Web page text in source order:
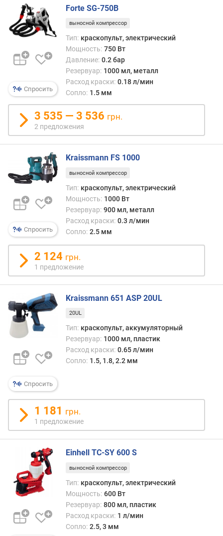
н
о
с
т
ь
(
)
н
о
м
и
л
ь
н
о
д
а
в
л
е
(
б
)
а
с
о
у
х
а
(
л
Спросить
Forte SG-750B
выносной компрессор
Тип: краскопульт, электрический
Мощность: 750 Вт
Давление: 0.2 бар
Резервуар: 1000 мл, металл
Расход краски: 0.18 л/мин
Сопло: 1.5 мм
3 535 — 3 536 грн.
2 предложения
Спросить
Kraissmann FS 1000
выносной компрессор
Тип: краскопульт, электрический
Мощность: 1000 Вт
Резервуар: 900 мл, металл
Расход краски: 0.3 л/мин
Сопло: 2.5 мм
2 124 грн.
1 предложение
Спросить
Kraissmann 651 ASP 20UL
20UL
Тип: краскопульт, аккумуляторный
Резервуар: 1000 мл, пластик
Расход краски: 0.65 л/мин
Сопло: 1.5, 1.8, 2.2 мм
1 181 грн.
1 предложение
Einhell TC-SY 600 S
выносной компрессор
Тип: краскопульт, электрический
Мощность: 600 Вт
Резервуар: 800 мл, пластик
Расход краски: 1 л/мин
Сопло: 2.5, 3 мм